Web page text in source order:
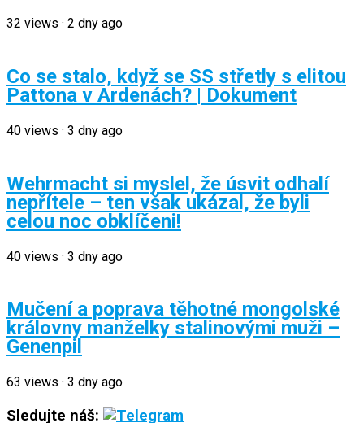
32 views · 2 dny ago
Co se stalo, když se SS střetly s elitou
Pattona v Ardenách? | Dokument
40 views · 3 dny ago
Wehrmacht si myslel, že úsvit odhalí
nepřítele – ten však ukázal, že byli
celou noc obklíčeni!
40 views · 3 dny ago
Mučení a poprava těhotné mongolské
královny manželky stalinovými muži –
Genenpil
63 views · 3 dny ago
Sledujte náš: